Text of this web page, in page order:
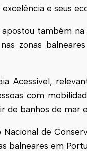
e seus
também
zonas
Acessível,
com
banhos de mar
de
balneares em